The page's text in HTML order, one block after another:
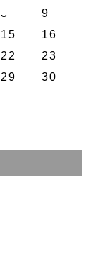
8
9
15
16
22
23
29
30